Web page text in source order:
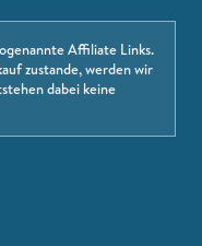
Affiliate Links.
zustande, werden wir
dabei keine